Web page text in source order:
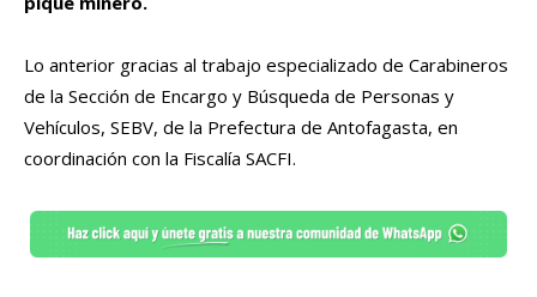
Lo anterior gracias al trabajo especializado de Carabineros
de la Sección de Encargo y Búsqueda de Personas y
Vehículos, SEBV, de la Prefectura de Antofagasta, en
coordinación con la Fiscalía SACFI.